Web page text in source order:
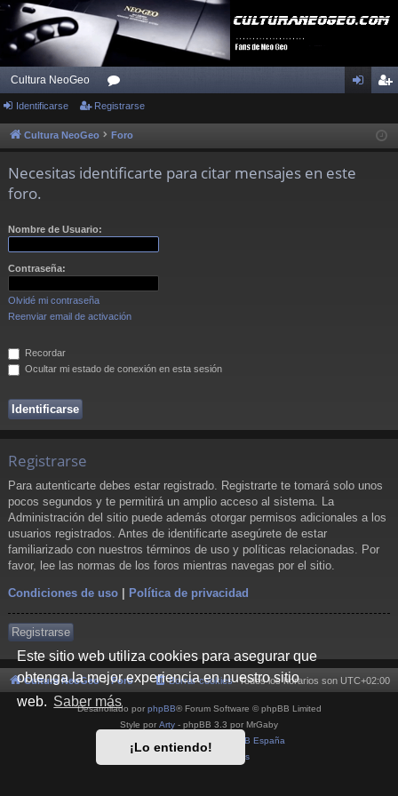
Este sitio web utiliza cookies para asegurar que
obtenga la mejor experiencia en nuestro sitio
web. Saber más
¡Lo entiendo!
Cultura NeoGeo
or
os ist
Identificarse Registrarse
Cultura NeoGeo Foro
Necesitas identificarte para citar mensajes en este
foro.
Nombre de Usuario:
Contraseña:
Olvidé mi contraseña
Reenviar email de activación
Recordar
Ocultar mi estado de conexión en esta sesión
Registrarse
Para autenticarte debes estar registrado. Registrarte te tomará solo unos
pocos segundos y te permitirá un amplio acceso al sistema. La
Administración del sitio puede además otorgar permisos adicionales a los
usuarios registrados. Antes de identificarte asegúrete de estar
familiarizado con nuestros términos de uso y políticas relacionadas. Por
favor, lee las normas de los foros mientras navegas por el sitio.
Condiciones de uso Política de privacidad
Registrarse
Cultura NeoGeo Foro Todos los horarios son UTC+02:00
Borrar cookies
Desarrollado por phpBB® Forum Software © phpBB Limited
Style por Arty - phpBB 3.3 por MrGaby
phpBB España
Condiciones